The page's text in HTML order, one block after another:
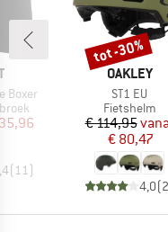
Boxer
prijs
(11 )
MERK
OAKLEY
Artikel
ST1 EU
Productgroep
Fietshelm
Prijs
€ 114,95
€ 80,47
4,0(2
Korting
tot -30%